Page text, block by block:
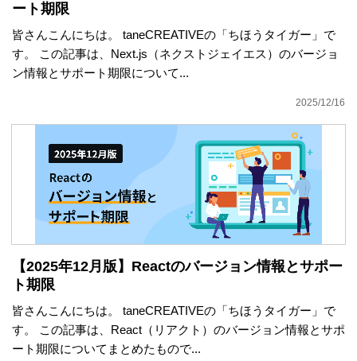
ート期限
皆さんこんにちは。 taneCREATIVEの「ちほうタイガー」で
す。 この記事は、Next.js（ネクストジェイエス）のバージョ
ン情報とサポート期限について...
2025/12/16
【2025年12月版】Reactのバージョン情報とサポー
ト期限
皆さんこんにちは。 taneCREATIVEの「ちほうタイガー」で
す。 この記事は、React（リアクト）のバージョン情報とサポ
ート期限についてまとめたもので...